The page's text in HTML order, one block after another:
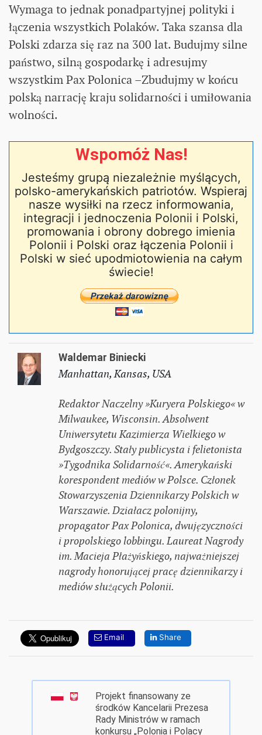
Wymaga to jednak ponadpartyjnej polityki i
łączenia wszystkich Polaków. Taka szansa dla
Polski zdarza się raz na 300 lat. Budujmy silne
państwo, silną gospodarkę i adresujmy
wszystkim Pax Polonica –Zbudujmy w końcu
polską narrację kraju solidarności i umiłowania
wolności.
Wspomóż Nas!
Jesteśmy grupą niezależnie myślących,
polsko-amerykańskich patriotów. Wspieraj
nasze wysiłki na rzecz informowania,
integracji i jednoczenia Polonii i Polski,
promowania i obrony dobrego imienia
Polonii i Polski oraz łączenia Polonii i
Polski w sieć upodmiotowienia na całym
świecie!
Waldemar Biniecki
Manhattan, Kansas, USA
Redaktor Naczelny »Kuryera Polskiego« w
Milwaukee, Wisconsin. Absolwent
Uniwersytetu Kazimierza Wielkiego w
Bydgoszczy. Stały publicysta i felietonista
»Tygodnika Solidarność«. Amerykański
korespondent mediów w Polsce. Członek
Stowarzyszenia Dziennikarzy Polskich w
Warszawie. Działacz polonijny,
propagator Pax Polonica, dwujęzyczności
i propolskiego lobbingu. Laureat Nagrody
im. Macieja Płażyńskiego, najważniejszej
nagrody honorującej pracę dziennikarzy i
mediów służących Polonii.
Email Share
Projekt finansowany ze
środków Kancelarii Prezesa
Rady Ministrów w ramach
konkursu „Polonia i Polacy